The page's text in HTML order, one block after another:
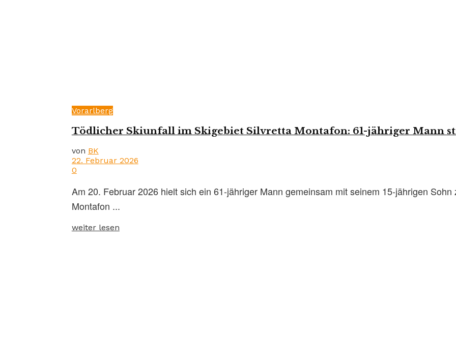
Vorarlberg
Tödlicher Skiunfall im Skigebiet Silvretta Montafon: 61-jähriger Mann
von BK
22. Februar 2026
0
Am 20. Februar 2026 hielt sich ein 61-jähriger Mann gemeinsam mit seinem 15-jährigen
Montafon ...
weiter lesen